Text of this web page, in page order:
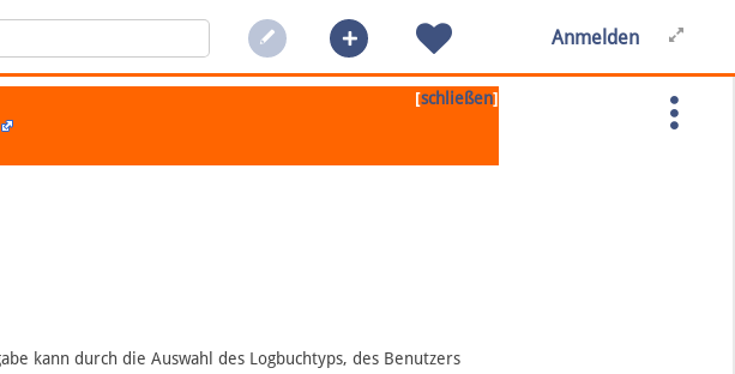
Anmelden
[schließen]
kann durch die Auswahl des Logbuchtyps, des Benutzers